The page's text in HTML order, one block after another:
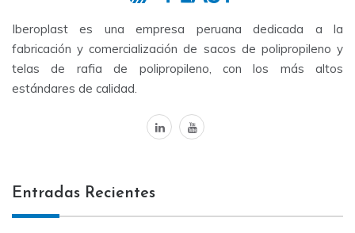
Iberoplast es una empresa peruana dedicada a la
fabricación y comercialización de sacos de polipropileno y
telas de rafia de polipropileno, con los más altos
estándares de calidad.
linkedinyoutube
Entradas Recientes